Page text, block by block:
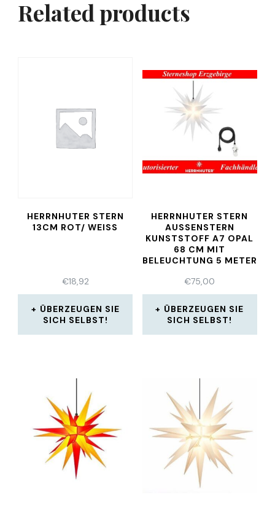
Related products
HERRNHUTER STERN
13CM ROT/ WEISS
€18,92
ÜBERZEUGEN SIE
SICH SELBST!
HERRNHUTER STERN
AUSSENSTERN K
UNSTSTOFF A7 OPAL 6
8 CM MIT B
ELEUCHTUNG 5 METER K
€75,00
ÜBERZEUGEN SIE
SICH SELBST!